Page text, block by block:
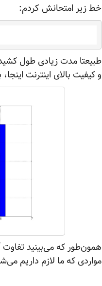
خط زیر امتحانش کردم:
طبیعتا مدت زیادی طول کشید تا ۳۰۰۰ عدد تصادفی از طریق
و کیفیت بالای اینترنت
مواردی که ما لازم داریم